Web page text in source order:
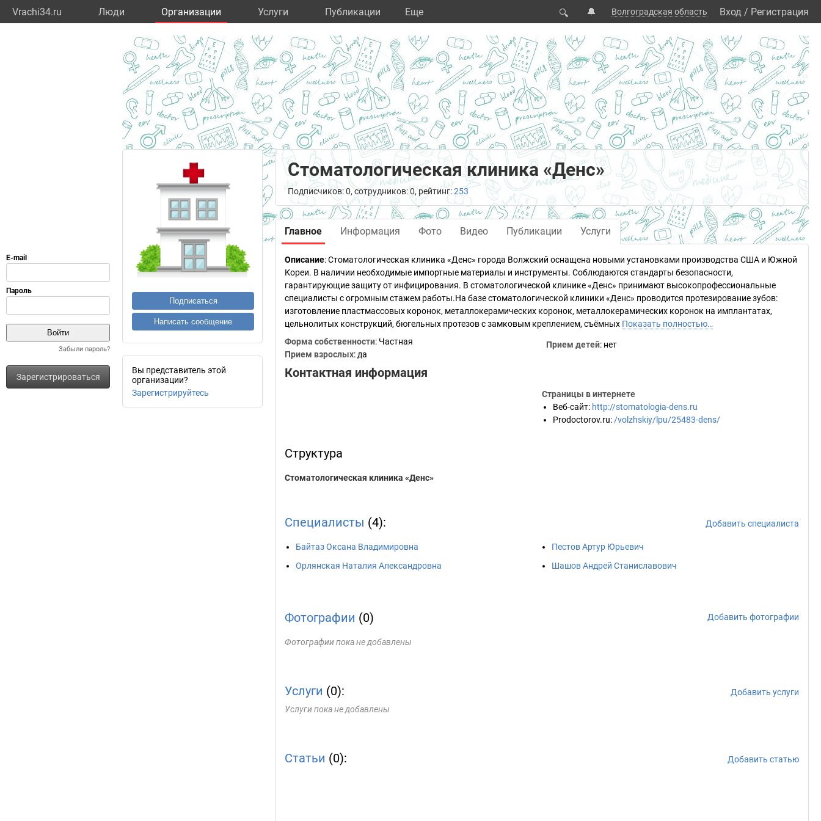
Vrachi34.ru Люди Организации Услуги Публикации Eще 🔍 🔔 Волгоградская область Вход / Регистрация
Забыли пароль?
Зарегистрироваться
Подписаться
Написать сообщение
Вы представитель этой
организации?
Зарегистрируйтесь
Стоматологическая клиника «Денс»
Подписчиков: 0, сотрудников: 0, рейтинг:253
Главное Информация Фото Видео Публикации Услуги
Описание: Стоматологическая клиника «Денс» города Волжский оснащена новыми установками производства США и Южной
Кореи. В наличии необходимые импортные материалы и инструменты. Соблюдаются стандарты безопасности,
гарантирующие защиту от инфицирования. В стоматологической клинике «Денс» принимают высокопрофессиональные
специалисты с огромным стажем работы.На базе стоматологической клиники «Денс» проводится протезирование зубов:
изготовление пластмассовых коронок, металлокерамических коронок, металлокерамических коронок на имплантатах,
цельнолитых конструкций, бюгельных протезов с замковым креплением, съёмных Показать полностью…
Форма собственности: Частная
Прием взрослых: да
Прием детей: нет
Контактная информация
Страницы в интернете
Веб-сайт: http://stomatologia-dens.ru
Prodoctorov.ru: /volzhskiy/lpu/25483-dens/
Структура
Стоматологическая клиника «Денс»
Специалисты (4): Добавить специалиста
Байтаз Оксана Владимировна
Орлянская Наталия Александровна
Пестов Артур Юрьевич
Шашов Андрей Станиславович
Фотографии (0) Добавить фотографии
Фотографии пока не добавлены
Услуги (0):
Добавить услуги
Услуги пока не добавлены
Статьи (0): Добавить статью